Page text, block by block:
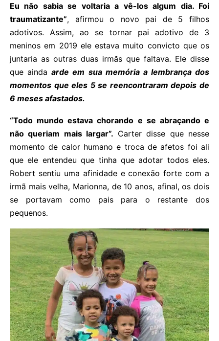
Eu não sabia se voltaria a vê-los algum dia. Foi
traumatizante”, afirmou o novo pai de 5 filhos
adotivos. Assim, ao se tornar pai adotivo de 3
meninos em 2019 ele estava muito convicto que os
juntaria as outras duas irmãs que faltava. Ele disse
que aindaarde em sua memória a lembrança dos
momentos que eles 5 se reencontraram depois de
6 meses afastados.
“Todo mundo estava chorando e se abraçando e
não queriam mais largar”. Carter disse que nesse
momento de calor humano e troca de afetos foi ali
que ele entendeu que tinha que adotar todos eles.
Robert sentiu uma afinidade e conexão forte com a
irmã mais velha, Marionna, de 10 anos, afinal, os dois
se portavam como pais para o restante dos
pequenos.